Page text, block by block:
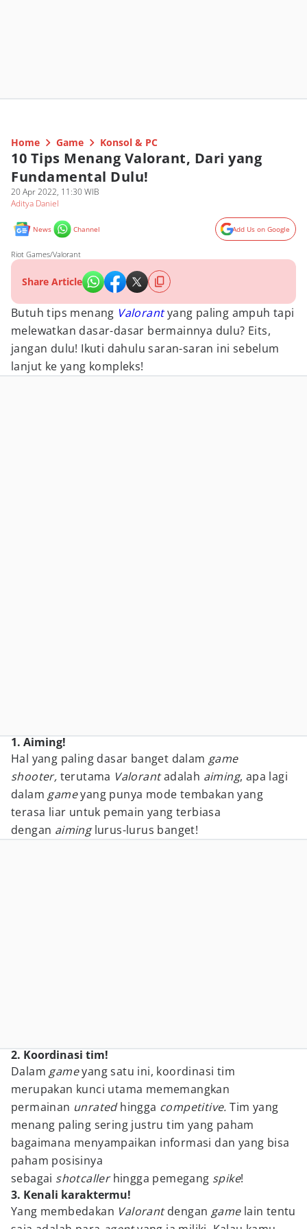
Home Game Konsol & PC
10 Tips Menang Valorant, Dari yang
Fundamental Dulu!
20 Apr 2022, 11:30 WIB
Aditya Daniel
News Channel Add Us on Google
Riot Games/Valorant
Share Article
Butuh tips menang Valorant yang paling ampuh tapi
melewatkan dasar-dasar bermainnya dulu? Eits,
jangan dulu! Ikuti dahulu saran-saran ini sebelum
lanjut ke yang kompleks!
1. Aiming!
Hal yang paling dasar banget dalam game
shooter, terutama Valorantadalah aiming, apa lagi
dalam gameyang punya mode tembakan yang
terasa liar untuk pemain yang terbiasa
dengan aiminglurus-lurus banget!
2. Koordinasi tim!
Dalam gameyang satu ini, koordinasi tim
merupakan kunci utama mememangkan
permainan unratedhingga competitive.Tim yang
menang paling sering justru tim yang paham
bagaimana menyampaikan informasi dan yang bisa
paham posisinya
sebagai shotcallerhingga pemegang spike!
3. Kenali karaktermu!
Yang membedakan Valorantdengan game lain tentu